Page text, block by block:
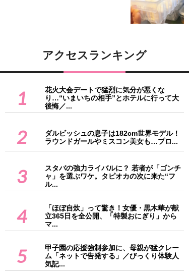
アクセスランキング
1
花火大会デートで猛烈に気分が悪くな
り…“いまいちの相手”とホテルに行って大
後悔／...
2
ダルビッシュの息子は182cm世界モデル！
ラウンドガールやミスコン美女も…プロ...
3
スタバの強力ライバルに？ 若者が「ゴンチ
ャ」を選ぶワケ。タピオカの次に来た“フ
ル...
4
「ほぼ自炊」って驚き！女優・黒木華が献
立365日を全公開、「特製おにぎり」から
マ...
5
甲子園の応援強制参加に、母親が猛クレー
ム「ネットで告発する」／びっくり体験人
気記...